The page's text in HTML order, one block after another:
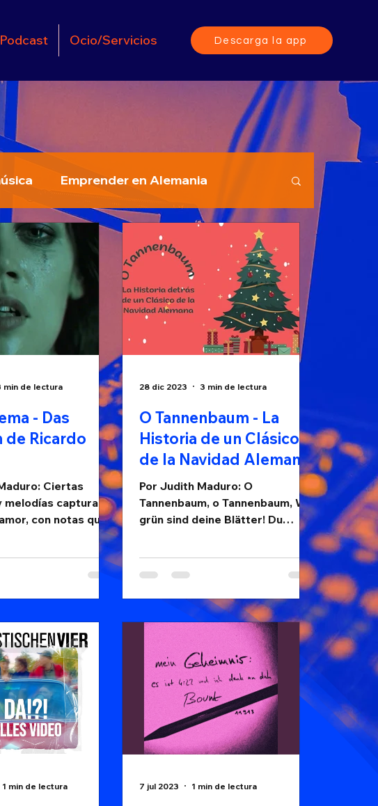
Podcast Ocio/Servicios Descarga la app
Emprender en Alemania
- Das
de Ricardo
Ciertas
melodías capturan
con notas que
min de lectura
O Tannenbaum - La
Historia de un Clásico
de la Navidad Alemana
Por Judith Maduro: O
Tannenbaum, o Tannenbaum, Wie
grün sind deine Blätter! Du
Winter,...
28 dic 2023 3 min de lectura
1 min de lectura 7 jul 2023 1 min de lectura